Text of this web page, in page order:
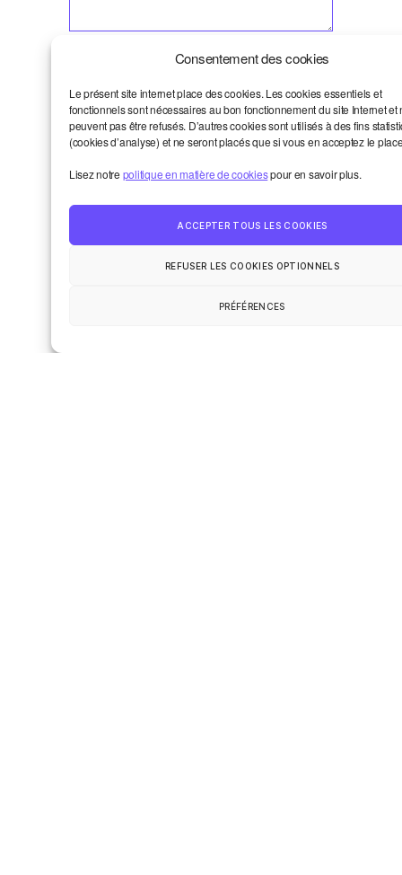
Consentement des cookies
Le présent site internet place des cookies. Les cookies essentiels et
fonctionnels sont nécessaires au bon fonctionnement du site Internet et
peuvent pas être refusés. D’autres cookies sont utilisés à des fins
(cookies d’analyse) et ne seront placés que si vous en acceptez le
Lisez notre politique en matière de cookiespour en savoir plus.
ACCEPTER TOUS LES COOKIES
REFUSER LES COOKIES OPTIONNELS
PRÉFÉRENCES
E-mail*